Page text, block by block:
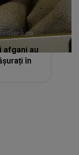
afgani au
în